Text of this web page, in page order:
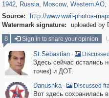
1942, Russia, Moscow, Western AO,
Source:
http://www.wwii-photos-
Watermark signature:
uploaded by
8
Sign in to share your opinion
St.Sebastian ·
Здесь сейчас остались
точек) и ДОТ.
Danushka · Discussed
Вот здесь сохранилась